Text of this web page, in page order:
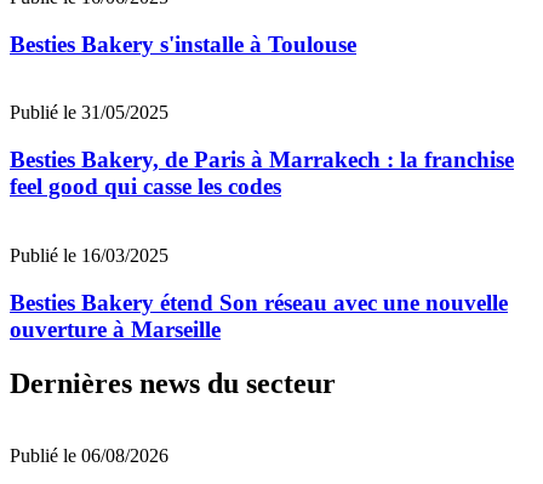
Besties Bakery s'installe à Toulouse
Publié le 31/05/2025
Besties Bakery, de Paris à Marrakech : la franchise
feel good qui casse les codes
Publié le 16/03/2025
Besties Bakery étend Son réseau avec une nouvelle
ouverture à Marseille
Dernières news du secteur
Publié le 06/08/2026